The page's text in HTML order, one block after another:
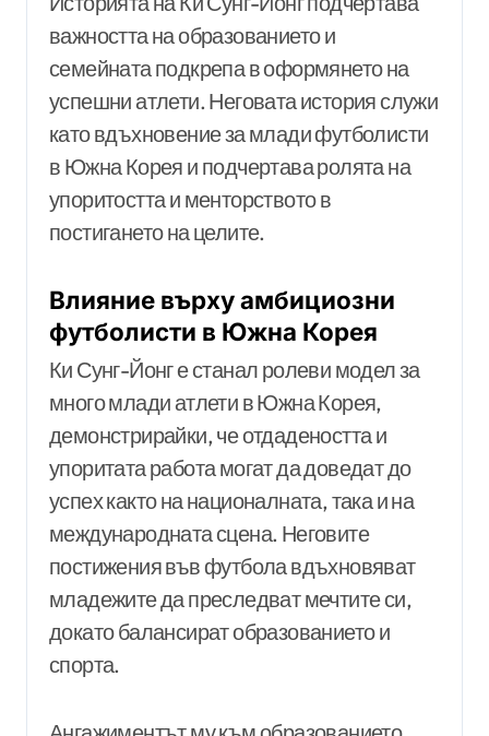
важността на образованието и
семейната подкрепа в оформянето на
успешни атлети. Неговата история служи
като вдъхновение за млади футболисти
в Южна Корея и подчертава ролята на
упоритостта и менторството в
постигането на целите.
Влияние върху амбициозни
футболисти в Южна Корея
Ки Сунг-Йонг е станал ролеви модел за
много млади атлети в Южна Корея,
демонстрирайки, че отдадеността и
упоритата работа могат да доведат до
успех както на националната, така и на
международната сцена. Неговите
постижения във футбола вдъхновяват
младежите да преследват мечтите си,
докато балансират образованието и
спорта.